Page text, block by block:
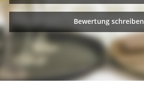
Bewertung schreiben